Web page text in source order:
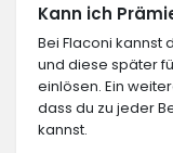
Kann ich
Bei Flaconi kannst
und diese später
einlösen. Ein
dass du zu jeder
kannst.